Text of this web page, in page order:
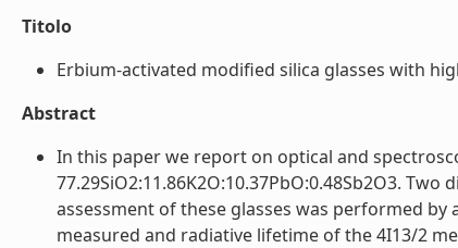
Titolo
Erbium-activated modified silica glasses with
Abstract
In this paper we report on optical and
77.29SiO2:11.86K2O:10.37PbO:0.48Sb2O3.
assessment of these glasses was performed
measured and radiative lifetime of the 4I13/2